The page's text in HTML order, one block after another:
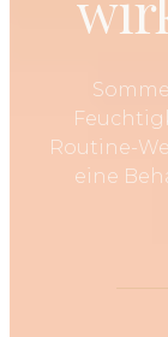
Routine-
eine